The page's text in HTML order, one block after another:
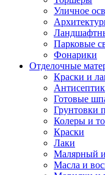
Уличное
Парковые
Фонарики
Отделочные
Краски и
Готовые
Грунтовки
Колеры и
Краски
Лаки
Малярный
Масла и